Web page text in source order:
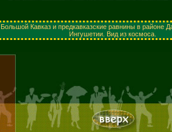
Большой Кавказ и предкавказские равнины в районе
Ингушетии. Вид из космоса.